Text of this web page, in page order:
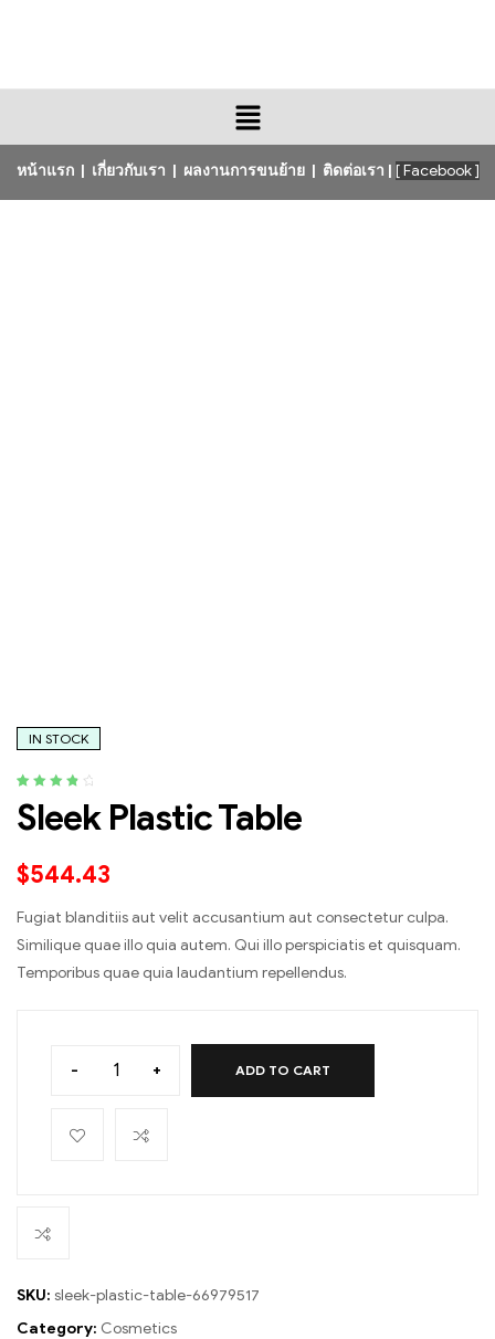
หน้าแรก| เกี่ยวกับเรา | ผลงานการขนย้าย| ติดต่อเรา | [ Facebook ]
IN STOCK
out of 5
ratings
Sleek Plastic Table
$544.43
Fugiat blanditiis aut velit accusantium aut consectetur culpa.
Similique quae illo quia autem. Qui illo perspiciatis et quisquam.
Temporibus quae quia laudantium repellendus.
- + ADD TO CART
SKU: sleek-plastic-table-66979517
Category: Cosmetics